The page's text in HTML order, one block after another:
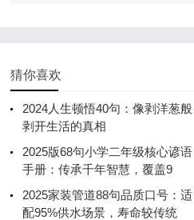
猜你喜欢
2024人生顿悟40句：像剥洋葱般
剥开生活的真相
2025版68句小学二年级核心谚语
手册：传承千年智慧，覆盖9
2025家装管道88句品质口号：适
配95%供水场景，寿命较传统